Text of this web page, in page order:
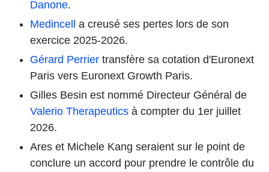
Danone.
Medincell a creusé ses pertes lors de son
exercice 2025-2026.
Gérard Perrier transfère sa cotation d'Euronext
Paris vers Euronext Growth Paris.
Gilles Besin est nommé Directeur Général de
Valerio Therapeutics à compter du 1er juillet
2026.
Ares et Michele Kang seraient sur le point de
conclure un accord pour prendre le contrôle du